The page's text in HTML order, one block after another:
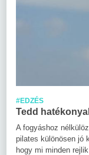
#EDZÉS
Tedd
A fogyáshoz
pilates különösen jó
hogy mi minden